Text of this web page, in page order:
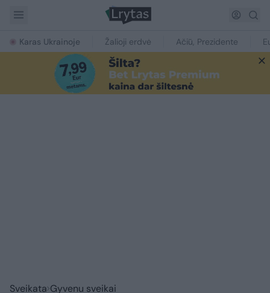
Karas Ukrainoje Žalioji erdvė Ačiū, Prezidente
Sveikata Gyvenu sveikai